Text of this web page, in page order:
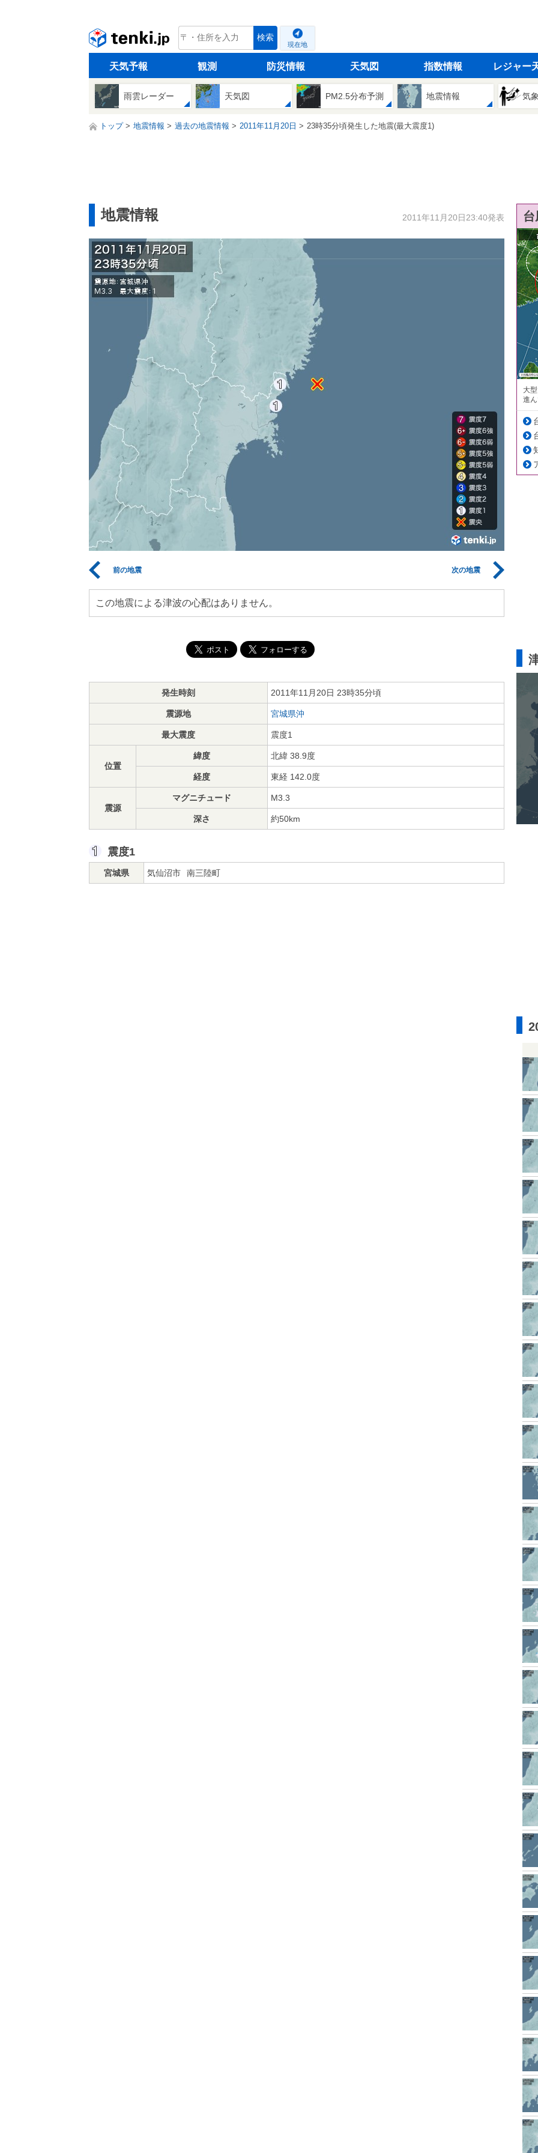
tenki.jp 検索
現在地
天気予報 観測 防災情報 天気図 指数情報 レジャー
雨雲レーダー 天気図 PM2.5分布予測 地震情報 気
トップ 地震情報 過去の地震情報 2011年11月20日 23時35分頃発生した地震(最大震度1)
地震情報 2011年11月20日23:40発表
前の地震 次の地震
この地震による津波の心配はありません。
発生時刻 2011年11月20日 23時35分頃
震源地 宮城県沖
最大震度 震度1
位置
緯度 北緯 38.9度
経度 東経 142.0度
震源
マグニチュード M3.3
深さ 約50km
震度1
宮城県 気仙沼市 南三陸町
大
進